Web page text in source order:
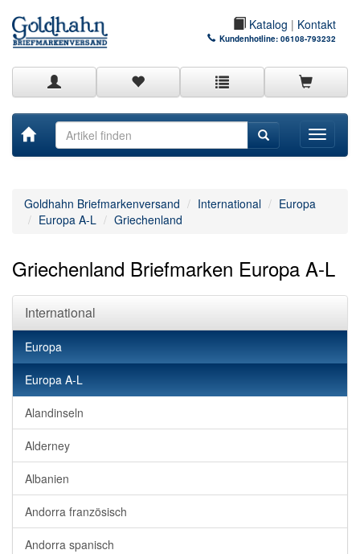
Katalog | Kontakt
Kundenhotline: 06108-793232
Toggle
Goldhahn Briefmarkenversand International
Europa
Europa A-L
Griechenland
Griechenland Briefmarken Europa A-L
International
Europa
Europa A-L
Alandinseln
Alderney
Albanien
Andorra französisch
Andorra spanisch